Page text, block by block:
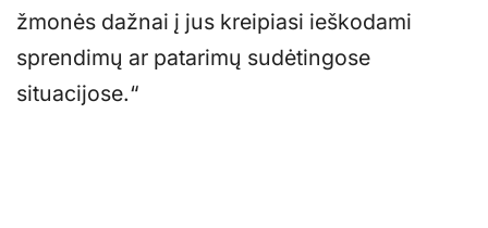
žmonės dažnai į jus kreipiasi ieškodami
sprendimų ar patarimų sudėtingose
situacijose.“